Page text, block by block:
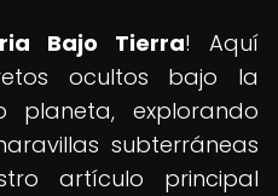
Bajo Tierra! Aquí
ocultos bajo la
planeta, explorando
subterráneas
artículo principal